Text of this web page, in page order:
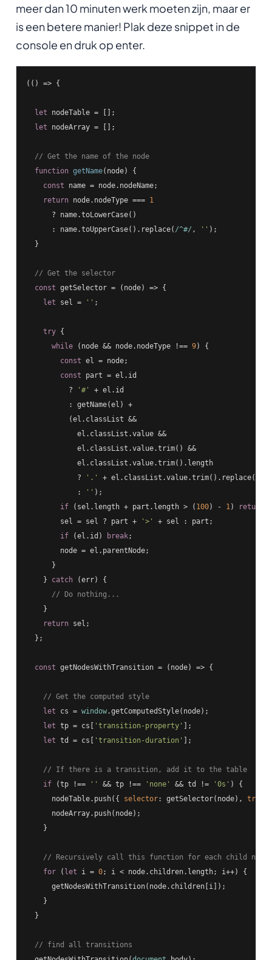
meer dan 10 minuten werk moeten zijn, maar er
is een betere manier! Plak deze snippet in de
console en druk op enter.
( () => {
let nodeTable = [];
let nodeArray = [];
// Get the name of the node
function getName( node)
{
const name = node.nodeName;
return node.nodeType === 1
      ? name.toLowerCase()
      : name.toUpperCase().replace(
/^#/ , '' );
  }
// Get the selector
const getSelector = ( node) => {
let sel = '' ;
try {
while (node && node.nodeType !== 9) {
const el = node;
const part = el.id
          ?
'#'
+ el.id
          : getName(el) +
          (el.classList &&
            el.classList.value &&
            el.classList.value.trim() &&
            el.classList.value.trim().length
            ?
'.' + el.classList.value.trim().replace(
            :
'' );
if (sel.length + part.length > ( 100) - 1 ) return
        sel = sel ? part +
'>'
+ sel : part;
if (el.id) break;
        node = el.parentNode;
      }
    }
catch (err) {
// Do nothing...
    }
return sel;
  };
const getNodesWithTransition = ( node) => {
// Get the computed style
let cs = window.getComputedStyle(node);
let tp = cs[ 'transition-property' ];
let td = cs[ 'transition-duration' ];
// If there is a transition, add it to the table
if (tp !== '' && tp !== 'none' && td != '0s' ) {
      nodeTable.push({
selector: getSelector(node),
      nodeArray.push(node);
    }
// Recursively call this function for each child node
for ( let i = 0; i < node.children.length; i++) {
      getNodesWithTransition(node.children[i]);
    }
  }
// find all transitions